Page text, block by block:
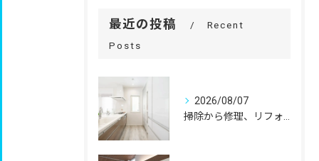
最近の投稿
Recent
Posts
2026/08/07